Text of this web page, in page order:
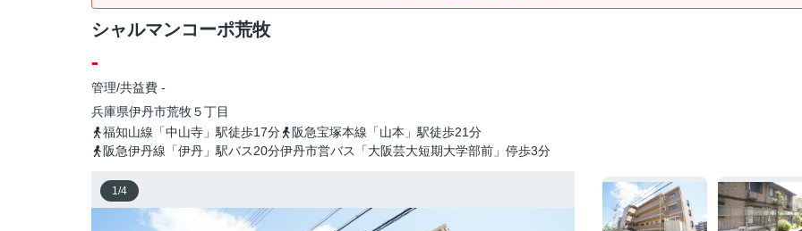
シャルマンコーポ荒牧
-
管理/共益費 -
兵庫県伊丹市荒牧５丁目
福知山線「中山寺」駅徒歩17分
阪急宝塚本線「山本」駅徒歩21分
阪急伊丹線「伊丹」駅バス20分伊丹市営バス「大阪芸大短期大学部前」停歩3分
1/4